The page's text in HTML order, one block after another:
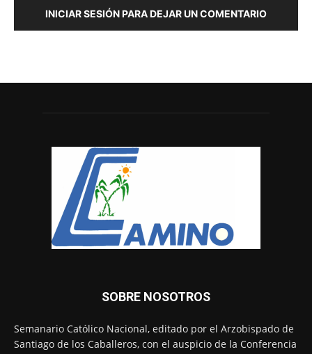
INICIAR SESIÓN PARA DEJAR UN COMENTARIO
SOBRE NOSOTROS
Semanario Católico Nacional, editado por el Arzobispado de
Santiago de los Caballeros, con el auspicio de la Conferencia